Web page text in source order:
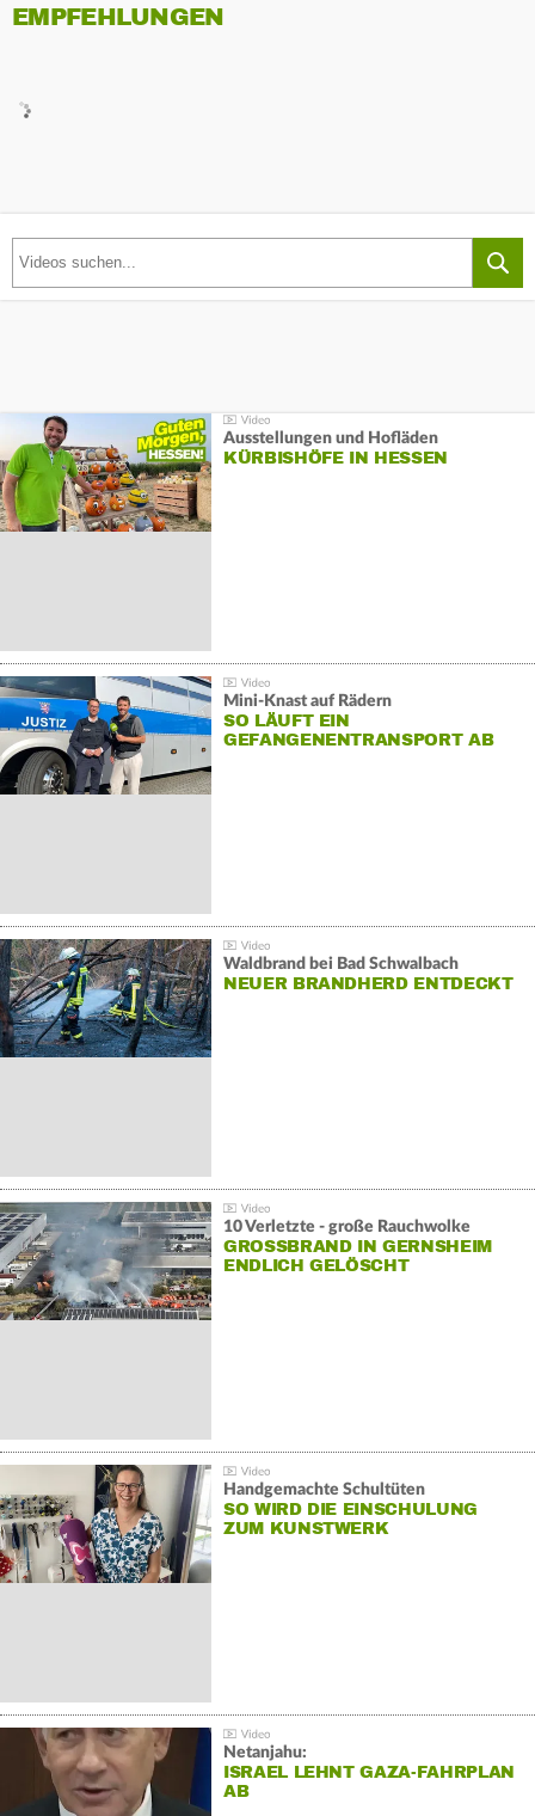
EMPFEHLUNGEN
Ausstellungen und Hofläden
KÜRBISHÖFE IN HESSEN
Mini-Knast auf Rädern
SO LÄUFT EIN
GEFANGENENTRANSPORT AB
Waldbrand bei Bad Schwalbach
NEUER BRANDHERD ENTDECKT
10 Verletzte - große Rauchwolke
GROSSBRAND IN GERNSHEIM E
NDLICH GELÖSCHT
Handgemachte Schultüten
SO WIRD DIE EINSCHULUNG
ZUM KUNSTWERK
Netanjahu:
ISRAEL LEHNT GAZA-FAHRPLAN
AB